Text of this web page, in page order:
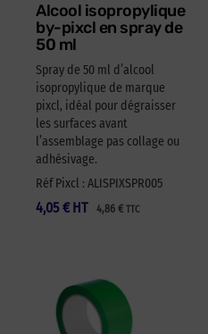
Alcool isopropylique
by-pixcl en spray de
50 ml
Spray de 50 ml d’alcool
isopropylique de marque
pixcl, idéal pour dégraisser
les surfaces avant
l’assemblage pas collage ou
adhésivage.
Réf Pixcl : ALISPIXSPR005
4,05 € 4,86 € TTC
HT